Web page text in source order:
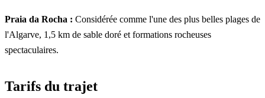
Praia da Rocha : Considérée comme l'une des plus belles plages de
l'Algarve, 1,5 km de sable doré et formations rocheuses
spectaculaires.
Tarifs du trajet